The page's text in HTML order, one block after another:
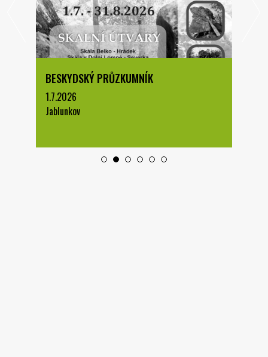
BESKYDSKÝ PRŮZKUMNÍK
1.7.2026
Jablunkov